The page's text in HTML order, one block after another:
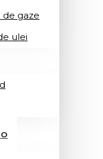
gaze
ulei